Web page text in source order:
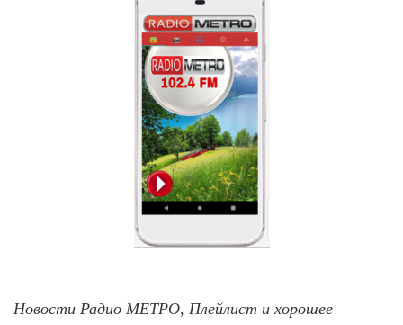
Новости Радио МЕТРО, Плейлист и хорошее